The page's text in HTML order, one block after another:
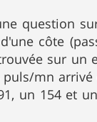
question
côte
sur un
puls/mn
un 154 et